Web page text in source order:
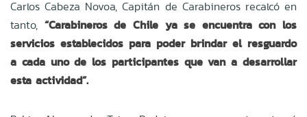
Carlos Cabeza Novoa, Capitán de Carabineros recalcó en
tanto, “Carabineros de Chile ya se encuentra con los
servicios establecidos para poder brindar el resguardo
a cada uno de los participantes que van a desarrollar
esta actividad”.